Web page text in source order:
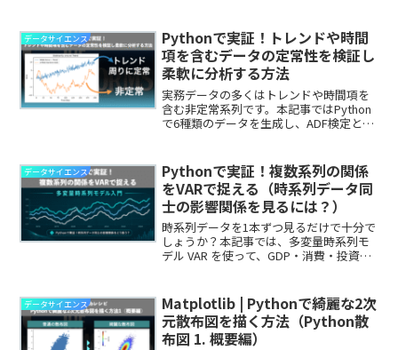
もnp.linalg.norm()で十分です。
データサイエンス
Pythonで実証！トレンドや時間
項を含むデータの定常性を検証し
柔軟に分析する方法
実務データの多くはトレンドや時間項を
含む非定常系列です。本記事ではPython
で6種類のデータを生成し、ADF検定と
ための実践例を紹介します。
データサイエンス
Pythonで実証！複数系列の関係
をVARで捉える（時系列データ同
士の影響関係を見るには？）
時系列データを1本ずつ見るだけで十分で
しょうか？本記事では、多変量時系列モ
デル VAR を使って、GDP・消費・投資の
ます。
データサイエンス
Matplotlib | Pythonで綺麗な2次
元散布図を描く方法（Python散
布図 1. 概要編）